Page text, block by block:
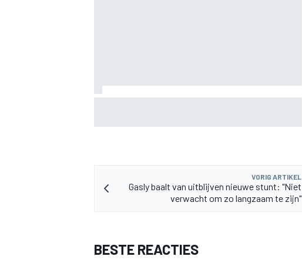
VORIG ARTIKEL
Gasly baalt van uitblijven nieuwe stunt: "Niet
verwacht om zo langzaam te zijn"
BESTE REACTIES